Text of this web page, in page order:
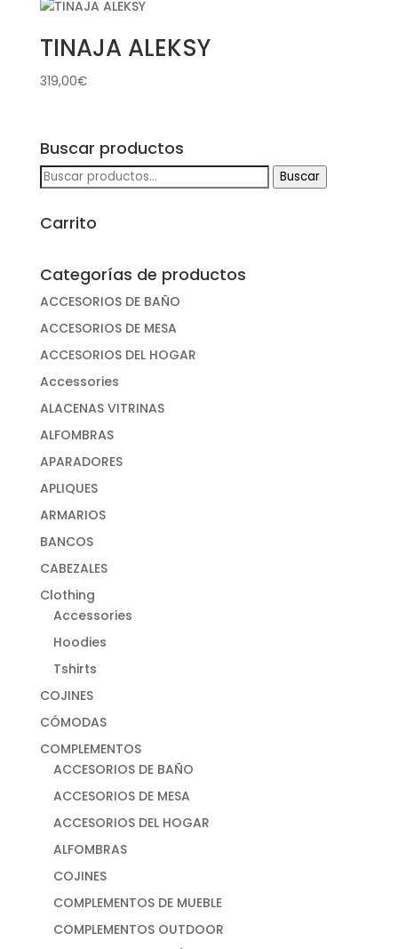
TINAJA ALEKSY
319,00€
Buscar productos
Buscar
Buscar
Carrito
Categorías de productos
ACCESORIOS DE BAÑO
ACCESORIOS DE MESA
ACCESORIOS DEL HOGAR
Accessories
ALACENAS VITRINAS
ALFOMBRAS
APARADORES
APLIQUES
ARMARIOS
BANCOS
CABEZALES
Clothing
Accessories
Hoodies
Tshirts
COJINES
CÓMODAS
COMPLEMENTOS
ACCESORIOS DE BAÑO
ACCESORIOS DE MESA
ACCESORIOS DEL HOGAR
ALFOMBRAS
COJINES
COMPLEMENTOS DE MUEBLE
COMPLEMENTOS OUTDOOR